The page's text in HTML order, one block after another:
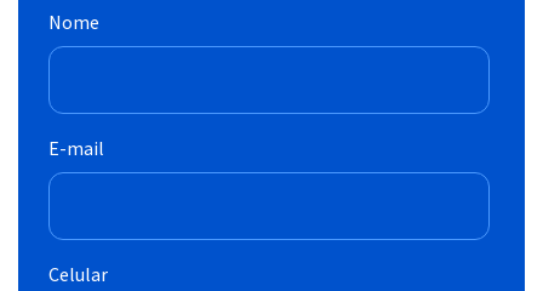
Nome
E-mail
Celular